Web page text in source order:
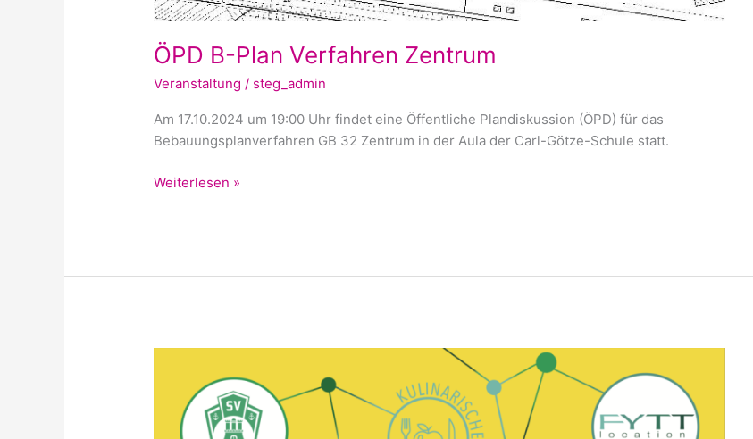
ÖPD B-Plan Verfahren Zentrum​
Veranstaltung / steg_admin
Am 17.10.2024 um 19:00 Uhr findet eine Öffentliche Plandiskussion (ÖPD) für das
Bebauungsplanverfahren GB 32 Zentrum in der Aula der Carl-Götze-Schule statt.
Weiterlesen »
Borstel